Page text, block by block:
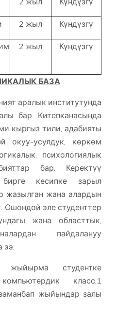
2 жыл Күндүзгү
2 жыл Күндүзгү
БАЗА
аралык институтунда
бар. Китепканасында
кыргыз тили, адабияты
окуу-усулдук, көркөм
психологиялык
бар. Керектүү
кесипке зарыл
жазылган жана алардын
Ошондой эле студенттер
жана областтык,
пайдалануу
ээ.
студентке
класс,1
жыйындар залы